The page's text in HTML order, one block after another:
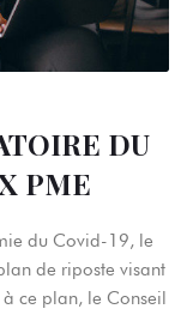
DU
PME
du Covid-19, le
de riposte visant
ce plan, le Conseil